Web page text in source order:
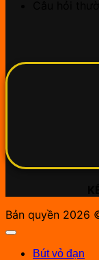
Bản quyền 2026
Bút vỏ đạn